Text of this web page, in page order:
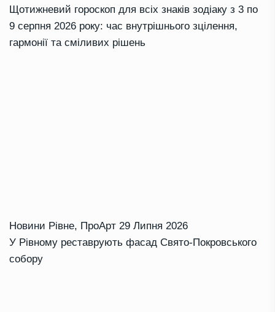
Щотижневий гороскоп для всіх знаків зодіаку з 3 по
9 серпня 2026 року: час внутрішнього зцілення,
гармонії та сміливих рішень
Новини Рівне, ПроАрт 29 Липня 2026
У Рівному реставрують фасад Свято-Покровського
собору